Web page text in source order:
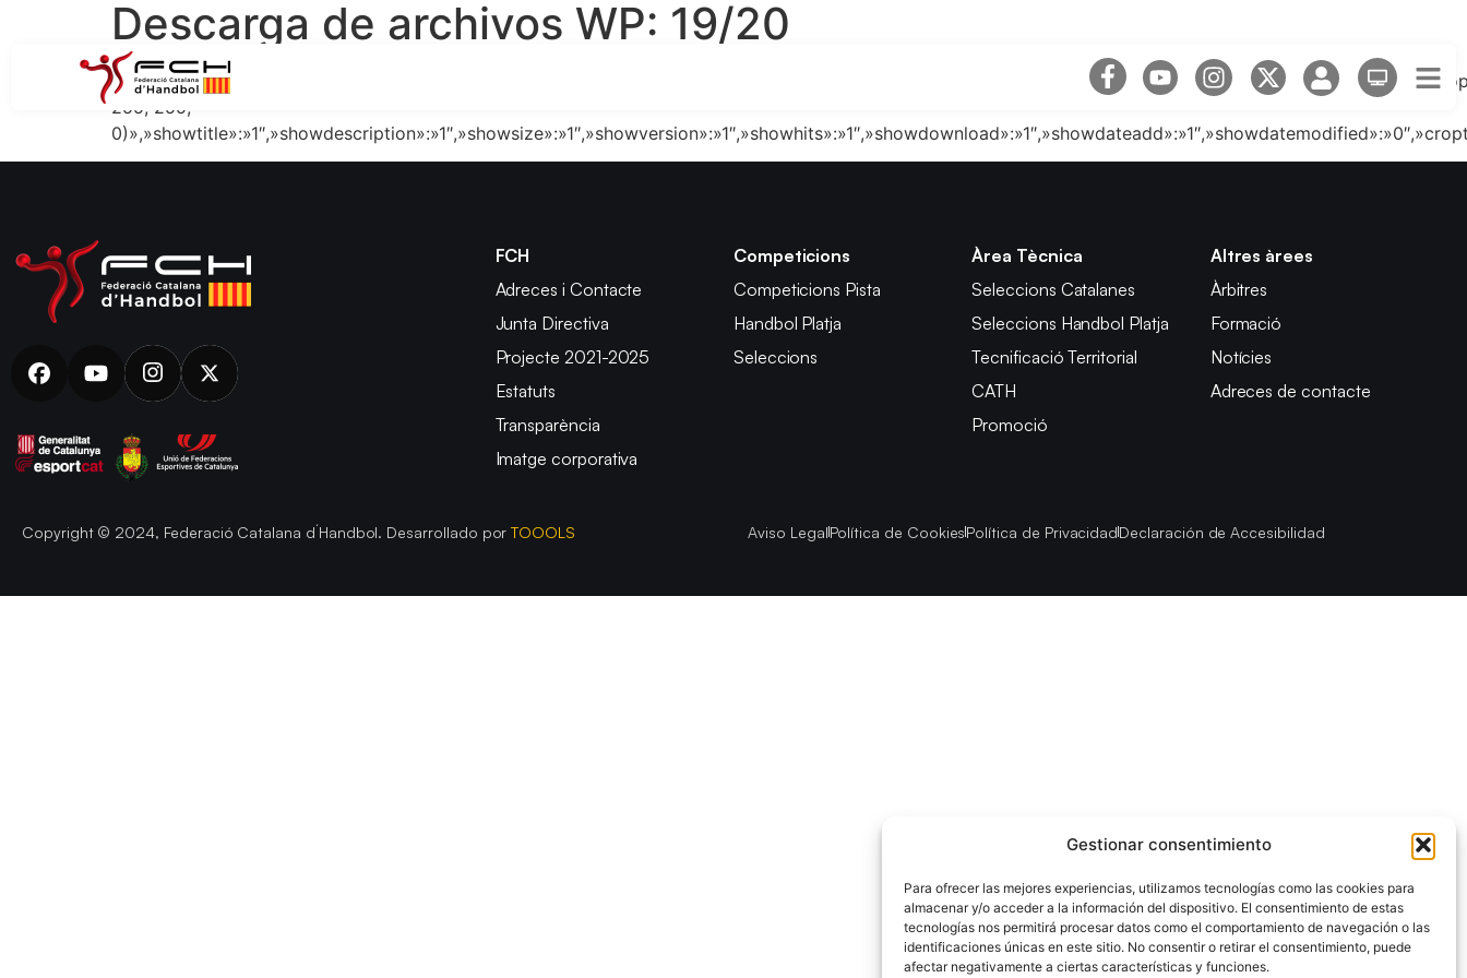
Gestionar consentimiento
Para ofrecer las mejores experiencias, utilizamos tecnologías como las cookies para
almacenar y/o acceder a la información del dispositivo. El consentimiento de estas
tecnologías nos permitirá procesar datos como el comportamiento de navegación o las
identificaciones únicas en este sitio. No consentir o retirar el consentimiento, puede
afectar negativamente a ciertas características y funciones.
Descarga de archivos WP: 19/20
{«theme»:»default»,»ordering»:»title»,»orderingdir»:»desc»,»subcategoriesordering»:»customorder»,»visibility»:»-
255, 255,
FCH
Adreces i Contacte
Junta Directiva
Projecte 2021-2025
Estatuts
Transparència
Imatge corporativa
Competicions
Competicions Pista
Handbol Platja
Seleccions
Àrea Tècnica
Seleccions Catalanes
Seleccions Handbol Platja
Tecnificació Territorial
CATH
Promoció
Altres àrees
Àrbitres
Formació
Notícies
Adreces de contacte
Copyright © 2024, Federació Catalana d´Handbol. Desarrollado porTOOOLS Aviso LegalPolítica de CookiesPolítica de PrivacidadDeclaración de Accesibilidad